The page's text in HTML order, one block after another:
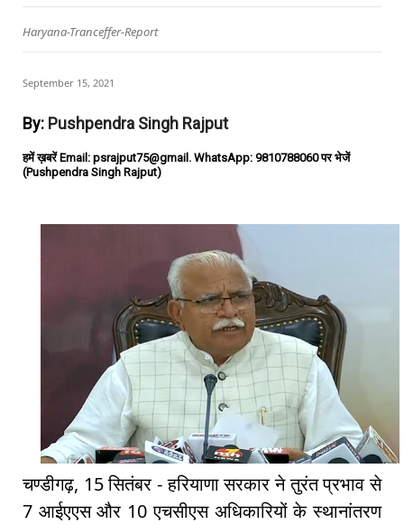
Haryana-Tranceffer-Report
September 15, 2021
By: Pushpendra Singh Rajput
हमें ख़बरें Email: psrajput75@gmail. WhatsApp: 9810788060 पर भेजें
(Pushpendra Singh Rajput)
चण्डीगढ़, 15 सितंबर - हरियाणा सरकार ने तुरंत प्रभाव से
7 आईएएस और 10 एचसीएस अधिकारियों के स्थानांतरण